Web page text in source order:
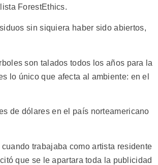
ForestEthics.
sin siquiera haber sido abiertos,
son talados todos los años para la
lo único que afecta al ambiente: en el
de dólares en el país norteamericano
trabajaba como artista residente
que se le apartara toda la publicidad